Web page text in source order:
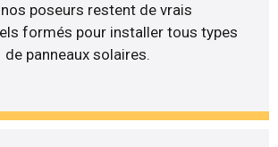
poseurs restent de vrais
formés pour installer tous types
de panneaux solaires.